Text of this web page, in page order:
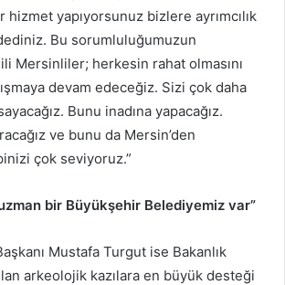
yapıyorsunuz bizlere ayrımcılık
Bu sorumluluğumuzun
Mersinliler; herkesin rahat olmasını
devam edeceğiz. Sizi çok daha
Bunu inadına yapacağız.
ve bunu da Mersin’den
çok seviyoruz.”
bir Büyükşehir Belediyemiz var”
Mustafa Turgut ise Bakanlık
arkeolojik kazılara en büyük desteği